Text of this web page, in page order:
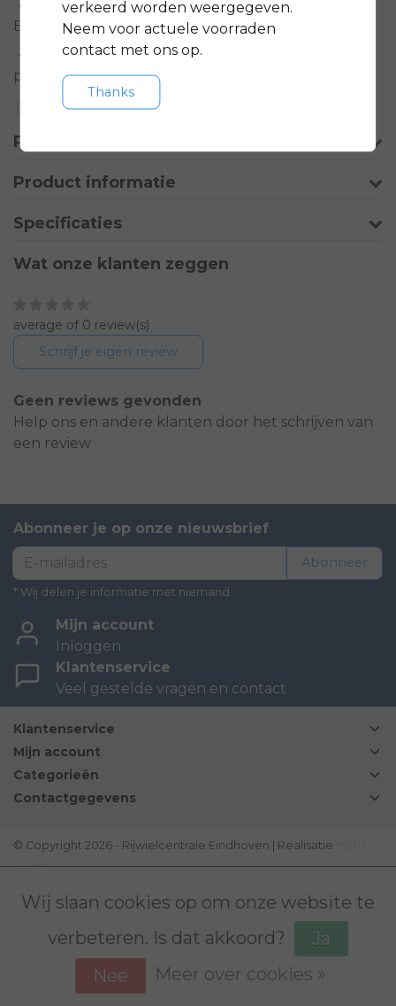
Gratis rijklarebezorging in regio groot
Eindhoven
Meer informatie?Neem contact op over dit
product
Toevoegen aan vergelijking
Productomschrijving
Product informatie
Specificaties
Wat onze klanten zeggen
average of 0 review(s)
Schrijf je eigen review
Geen reviews gevonden
Help ons en andere klanten door het schrijven van
een review
Abonneer je op onze nieuwsbrief
Abonneer
* Wij delen je informatie met niemand.
Mijn account
Inloggen
Klantenservice
Veel gestelde vragen en contact
Klantenservice
Mijn account
Categorieën
Contactgegevens
© Copyright 2026 - Rijwielcentrale Eindhoven | Realisatie
Media
verkeerd worden weergegeven.
Neem voor actuele voorraden
contact met ons op.
Thanks
Wij slaan cookies op om onze website te
verbeteren. Is dat akkoord?
Ja
Nee
Meer over cookies »